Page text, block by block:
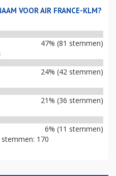
VOOR AIR FRANCE-KLM?
47% (81 stemmen)
24% (42 stemmen)
21% (36 stemmen)
6% (11 stemmen)
170